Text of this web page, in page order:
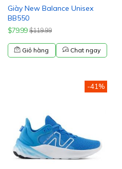
Giày New Balance Unisex
BB550
$79.99 $119.99
Giỏ hàng Chat ngay
-41%